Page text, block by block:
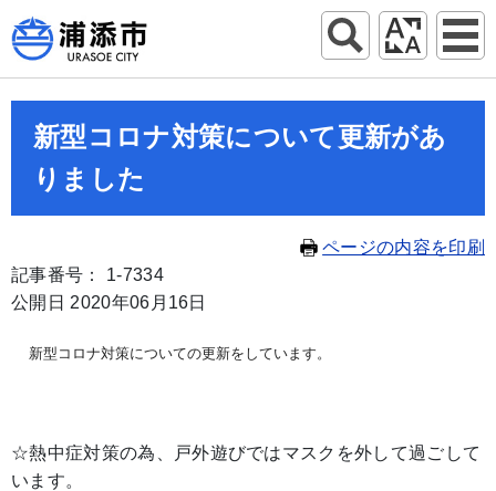
新型コロナ対策について更新があ
りました
ページの内容を印刷
記事番号： 1-7334
公開日 2020年06月16日
新型コロナ対策についての更新をしています。
☆熱中症対策の為、戸外遊びではマスクを外して過ごして
います。